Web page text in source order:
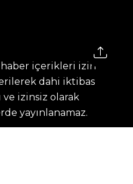
içerikleri izin
dahi iktibas
ve izinsiz olarak
yayınlanamaz.